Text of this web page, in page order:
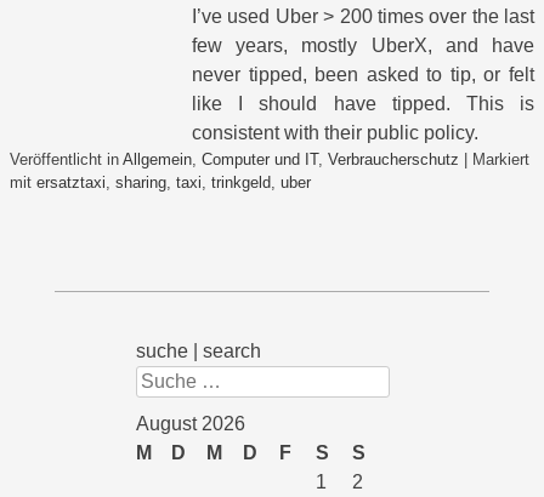
I’ve used Uber > 200 times over the last
few years, mostly UberX, and have
never tipped, been asked to tip, or felt
like I should have tipped. This is
consistent with their public policy.
Veröffentlicht in Allgemein, Computer und IT, Verbraucherschutz
Markiert
mit ersatztaxi, sharing, taxi, trinkgeld, uber
suche | search
Suchen
August 2026
M
D M D F S
S
1
2